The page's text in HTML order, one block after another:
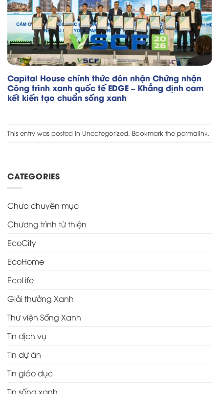
Capital House chính thức đón nhận Chứng nhận
Công trình xanh quốc tế EDGE – Khẳng định cam
kết kiến tạo chuẩn sống xanh
This entry was posted in Uncategorized. Bookmark the permalink.
CATEGORIES
Chưa chuyên mục
Chương trình từ thiện
EcoCity
EcoHome
EcoLife
Giải thưởng Xanh
Thư viện Sống Xanh
Tin dịch vụ
Tin dự án
Tin giáo dục
Tin sống xanh